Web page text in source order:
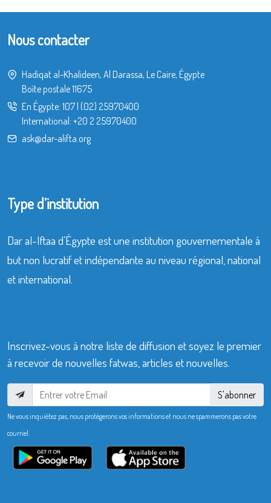
Nous contacter
Hadiqat al-Khalideen, Al Darassa, Le Caire, Égypte
Boîte postale 11675
En Égypte: 107| (02) 25970400
International: +20 2 25970400
ask@dar-alifta.org
Type d’institution
Dar al-Iftaa d’Égypte est une institution gouvernementale à
but non lucratif et indépendante au niveau régional, national
et international.
Inscrivez-vous à notre liste de diffusion et soyez le premier
à recevoir de nouvelles fatwas, articles et nouvelles.
S'abonner
Ne vous inquiétez pas, nous protégerons vos informations et nous ne spammerons pas votre
courriel.